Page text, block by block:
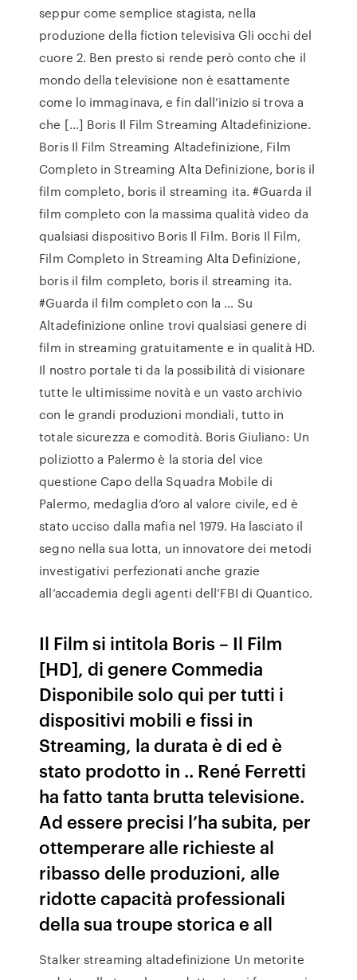
seppur come semplice stagista, nella
produzione della fiction televisiva Gli occhi del
cuore 2. Ben presto si rende però conto che il
mondo della televisione non è esattamente
come lo immaginava, e fin dall’inizio si trova a
che […] Boris Il Film Streaming Altadefinizione.
Boris Il Film Streaming Altadefinizione, Film
Completo in Streaming Alta Definizione, boris il
film completo, boris il streaming ita. #Guarda il
film completo con la massima qualità video da
qualsiasi dispositivo Boris Il Film. Boris Il Film,
Film Completo in Streaming Alta Definizione,
boris il film completo, boris il streaming ita.
#Guarda il film completo con la … Su
Altadefinizione online trovi qualsiasi genere di
film in streaming gratuitamente e in qualità HD.
Il nostro portale ti da la possibilità di visionare
tutte le ultimissime novità e un vasto archivio
con le grandi produzioni mondiali, tutto in
totale sicurezza e comodità. Boris Giuliano: Un
poliziotto a Palermo è la storia del vice
questione Capo della Squadra Mobile di
Palermo, medaglia d’oro al valore civile, ed è
stato ucciso dalla mafia nel 1979. Ha lasciato il
segno nella sua lotta, un innovatore dei metodi
investigativi perfezionati anche grazie
all’accademia degli agenti dell’FBI di Quantico.
Il Film si intitola Boris – Il Film
[HD], di genere Commedia
Disponibile solo qui per tutti i
dispositivi mobili e fissi in
Streaming, la durata è di ed è
stato prodotto in .. René Ferretti
ha fatto tanta brutta televisione.
Ad essere precisi l’ha subita, per
ottemperare alle richieste al
ribasso delle produzioni, alle
ridotte capacità professionali
della sua troupe storica e all
Stalker streaming altadefinizione Un metorite